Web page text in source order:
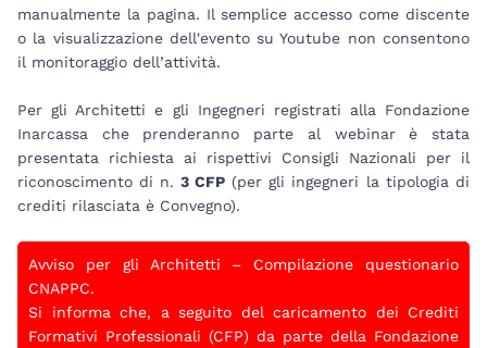
manualmente la pagina. Il semplice accesso come discente
o la visualizzazione dell'evento su Youtube non consentono
il monitoraggio dell’attività.
Per gli Architetti e gli Ingegneri registrati alla Fondazione
Inarcassa che prenderanno parte al webinar è stata
presentata richiesta ai rispettivi Consigli Nazionali per il
riconoscimento di n. 3 CFP(per gli ingegneri la tipologia di
crediti rilasciata è Convegno).
Avviso per gli Architetti – Compilazione questionario
CNAPPC.
Si informa che, a seguito del caricamento dei Crediti
Formativi Professionali (CFP) da parte della Fondazione